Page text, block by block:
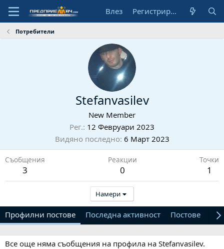
Влез Регистрирай се
Потребители
Stefanvasilev
New Member
Рег. 12 Февруари 2023
Видяно последно 6 Март 2023
Съобщения
3
Реакции
0
Точки
1
Намери
Профилни постове Последна активност Постове
Все още няма съобщения на профила на Stefanvasilev.